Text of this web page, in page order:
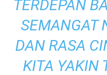
TERDEPAN
SEMANGAT
DAN RASA
KITA YAKIN